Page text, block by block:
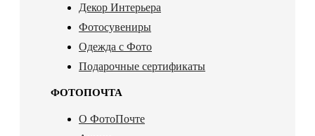
Декор Интерьера
Фотосувениры
Одежда с Фото
Подарочные сертификаты
ФОТОПОЧТА
О ФотоПочте